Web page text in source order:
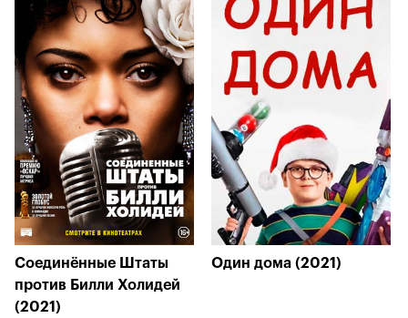
Соединённые Штаты
против Билли Холидей
(2021)
Один дома (2021)